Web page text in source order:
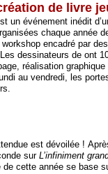
de livre
un événement inédit
chaque année
encadré par
dessinateurs de ont
réalisation graphique
au vendredi, les
est dévoilée !
surL’infiniment
cette année se base